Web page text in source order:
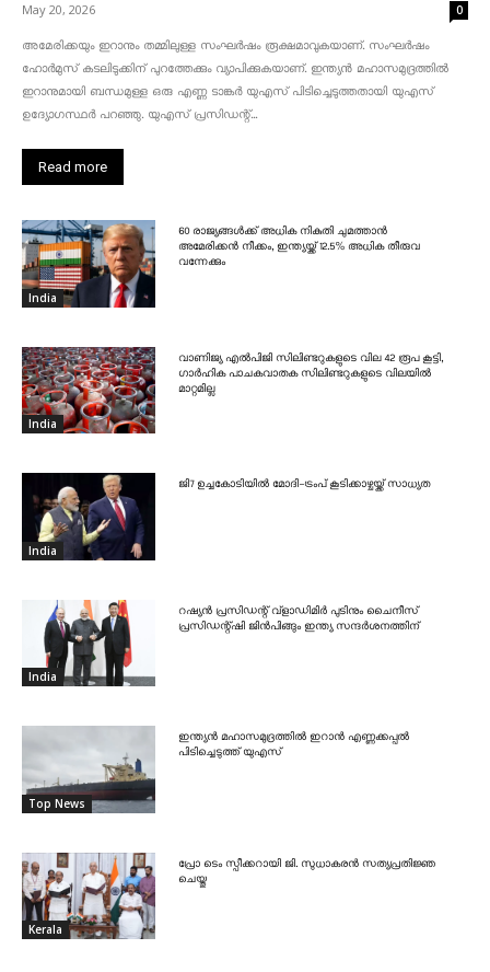
May 20, 2026 0
അമേരിക്കയും ഇറാനും തമ്മിലുള്ള സംഘർഷം രൂക്ഷമാവുകയാണ്. സംഘർഷം
ഹോർമുസ് കടലിടുക്കിന് പുറത്തേക്കും വ്യാപിക്കുകയാണ്. ഇന്ത്യൻ മഹാസമുദ്രത്തിൽ
ഇറാനുമായി ബന്ധമുള്ള ഒരു എണ്ണ ടാങ്കർ യുഎസ് പിടിച്ചെടുത്തതായി യുഎസ്
ഉദ്യോഗസ്ഥർ പറഞ്ഞു. യുഎസ് പ്രസിഡന്റ്...
Read more
India
60 രാജ്യങ്ങൾക്ക് അധിക നികുതി ചുമത്താൻ
അമേരിക്കൻ നീക്കം, ഇന്ത്യയ്ക്ക് 12.5% അധിക തീരുവ
വന്നേക്കും
India
വാണിജ്യ എൽപിജി സിലിണ്ടറുകളുടെ വില 42 രൂപ കൂട്ടി,
ഗാർഹിക പാചകവാതക സിലിണ്ടറുകളുടെ വിലയിൽ
മാറ്റമില്ല
India
ജി7 ഉച്ചകോടിയിൽ മോദി-ട്രംപ് കൂടിക്കാഴ്ചയ്ക്ക് സാധ്യത
India
റഷ്യൻ പ്രസിഡന്റ് വ്‌ളാഡിമിർ പുടിനും ചൈനീസ്
പ്രസിഡന്റ്ഷി ജിൻപിങ്ങും ഇന്ത്യ സന്ദർശനത്തിന്
Top News
ഇന്ത്യൻ മഹാസമുദ്രത്തിൽ ഇറാൻ എണ്ണക്കപ്പൽ
പിടിച്ചെടുത്ത് യുഎസ്
Kerala
പ്രോ ടെം സ്പീക്കറായി ജി. സുധാകരൻ സത്യപ്രതിജ്ഞ
ചെയ്തു